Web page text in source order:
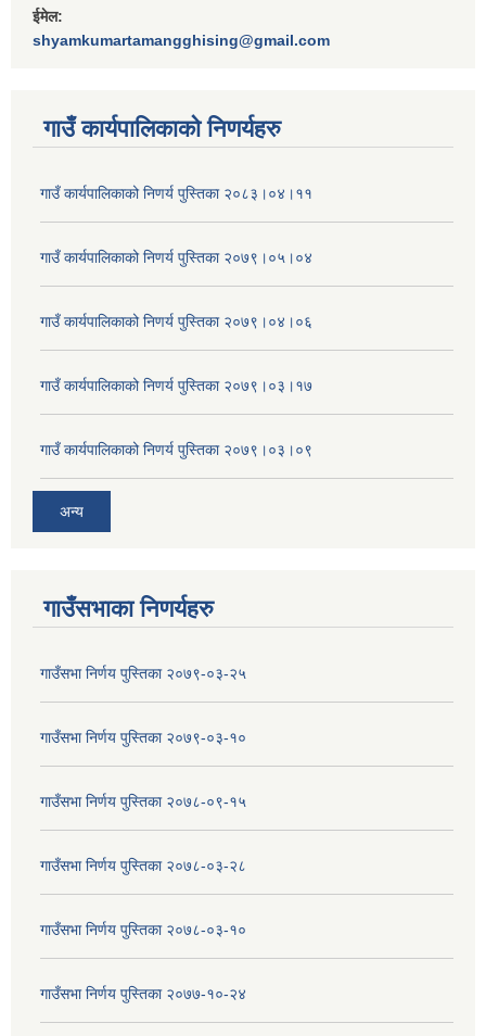
ईमेल:
shyamkumartamangghising@gmail.com
गाउँ कार्यपालिकाकाे निणर्यहरु
गाउँ कार्यपालिकाको निणर्य पुस्तिका २०८३।०४।११
गाउँ कार्यपालिकाको निणर्य पुस्तिका २०७९।०५।०४
गाउँ कार्यपालिकाको निणर्य पुस्तिका २०७९।०४।०६
गाउँ कार्यपालिकाको निणर्य पुस्तिका २०७९।०३।१७
गाउँ कार्यपालिकाको निणर्य पुस्तिका २०७९।०३।०९
अन्य
गाउँसभाका निणर्यहरु
गाउँसभा निर्णय पुस्तिका २०७९-०३-२५
गाउँसभा निर्णय पुस्तिका २०७९-०३-१०
गाउँसभा निर्णय पुस्तिका २०७८-०९-१५
गाउँसभा निर्णय पुस्तिका २०७८-०३-२८
गाउँसभा निर्णय पुस्तिका २०७८-०३-१०
गाउँसभा निर्णय पुस्तिका २०७७-१०-२४